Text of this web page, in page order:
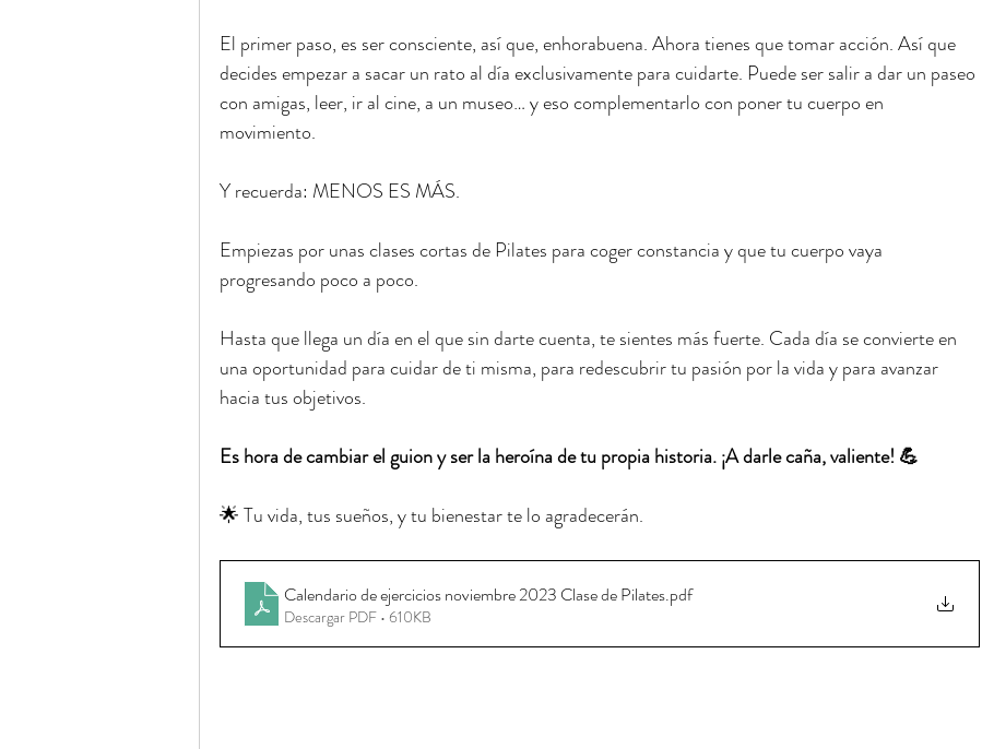
El primer paso, es ser consciente, así que, enhorabuena. Ahora tienes que tomar acción. Así que
decides empezar a sacar un rato al día exclusivamente para cuidarte. Puede ser salir a dar un paseo
con amigas, leer, ir al cine, a un museo… y eso complementarlo con poner tu cuerpo en
movimiento.
Y recuerda: MENOS ES MÁS.
Empiezas por unas clases cortas de Pilates para coger constancia y que tu cuerpo vaya
progresando poco a poco.
Hasta que llega un día en el que sin darte cuenta, te sientes más fuerte. Cada día se convierte en
una oportunidad para cuidar de ti misma, para redescubrir tu pasión por la vida y para avanzar
hacia tus objetivos.
Es hora de cambiar el guion y ser la heroína de tu propia historia. ¡A darle caña, valiente! 💪
🌟 Tu vida, tus sueños, y tu bienestar te lo agradecerán.
Calendario de ejercicios noviembre 2023 Clase de Pilates.pdf
Descargar PDF • 610KB